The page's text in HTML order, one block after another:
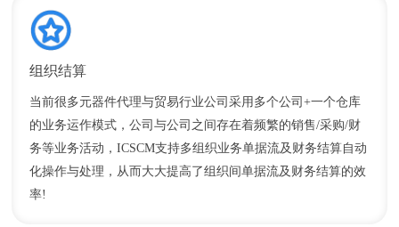
组织结算
当前很多元器件代理与贸易行业公司采用多个公司+一个仓库
的业务运作模式，公司与公司之间存在着频繁的销售/采购/财
务等业务活动，ICSCM支持多组织业务单据流及财务结算自动
化操作与处理，从而大大提高了组织间单据流及财务结算的效
率!